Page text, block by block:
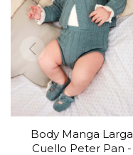
Body Manga Larga
Cuello Peter Pan -